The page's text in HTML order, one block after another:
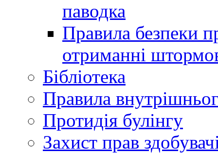
паводка
Правила безпеки
отриманні
Бібліотека
Правила
Протидія булінгу
Захист прав